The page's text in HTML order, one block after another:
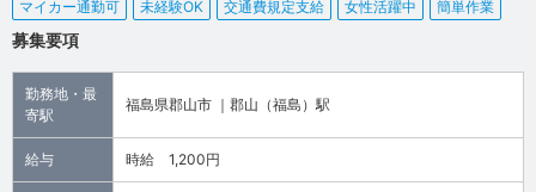
マイカー通勤可 未経験OK 交通費規定支給 女性活躍中 簡単作業
募集要項
勤務地・最
寄駅
福島県郡山市 ｜郡山（福島）駅
給与 時給 1,200円